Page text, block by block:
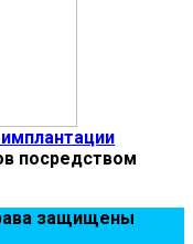
посредством
защищены